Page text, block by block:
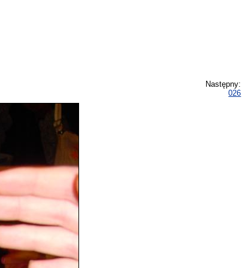
Następny:
026